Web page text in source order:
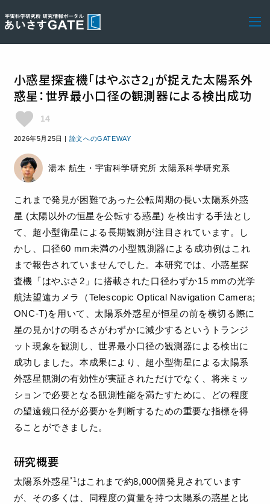
小惑星探査機「はやぶさ2」が捉えた太陽系外
惑星：世界最小口径の観測器による検出成功
favorite 14
2026年5月25日 | 論文へのGATEWAY
湯本 航生・宇宙科学研究所 太陽系科学研究系
これまで発見が困難であった公転周期の長い太陽系外惑
星 (太陽以外の恒星を公転する惑星) を検出する手法とし
て、超小型衛星による長期観測が注目されています。し
かし、口径60 mm未満の小型観測器による成功例はこれ
まで報告されていませんでした。本研究では、小惑星探
査機「はやぶさ2」に搭載された口径わずか15 mmの光学
航法望遠カメラ（Telescopic Optical Navigation Camera;
ONC-T)を用いて、太陽系外惑星が恒星の前を横切る際に
星の見かけの明るさがわずかに減少するというトランジ
ット現象を観測し、世界最小口径の観測器による検出に
成功しました。本成果により、超小型衛星による太陽系
外惑星観測の有効性が実証されただけでなく、将来ミッ
ションで必要となる観測性能を満たすために、どの程度
の望遠鏡口径が必要かを判断するための重要な指標を得
ることができました。
研究概要
太陽系外惑星*1 はこれまで約8,000個発見されています
が、その多くは、同程度の質量を持つ太陽系の惑星と比